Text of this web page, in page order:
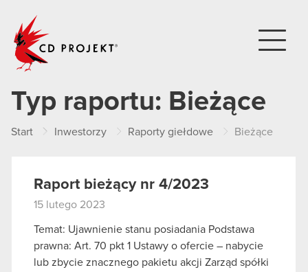
Typ raportu: Bieżące
Start Inwestorzy Raporty giełdowe Bieżące
Raport bieżący nr 4/2023
15 lutego 2023
Temat: Ujawnienie stanu posiadania Podstawa
prawna: Art. 70 pkt 1 Ustawy o ofercie – nabycie
lub zbycie znacznego pakietu akcji Zarząd spółki